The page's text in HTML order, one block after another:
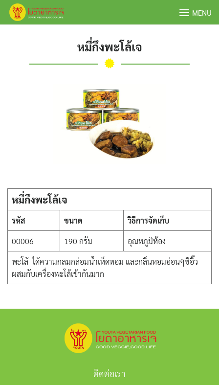
Skip
MENU
หมี่กึงพะโล้เจ
หมี่กึงพะโล้เจ
รหัส ขนาด
วิธีการจัดเก็บ
00006
190 กรัม
อุณหภูมิห้อง
พะโล้ ได้ความกลมกล่อมน้ำเห็ดหอม และกลิ่นหอมอ่อนๆซีอิ๊ว
ผสมกับเครื่องพะโล้เข้ากันมาก
ติดต่อเรา